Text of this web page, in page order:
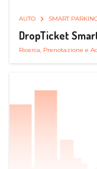
AUTO SMART
DropTicket
Ricerca, Prenotazione e